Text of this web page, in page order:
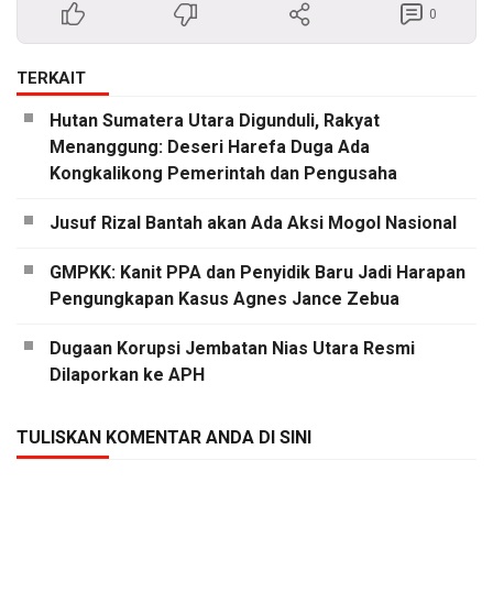
0
TERKAIT
Hutan Sumatera Utara Digunduli, Rakyat
Menanggung: Deseri Harefa Duga Ada
Kongkalikong Pemerintah dan Pengusaha
Jusuf Rizal Bantah akan Ada Aksi Mogol Nasional
GMPKK: Kanit PPA dan Penyidik Baru Jadi Harapan
Pengungkapan Kasus Agnes Jance Zebua
Dugaan Korupsi Jembatan Nias Utara Resmi
Dilaporkan ke APH
TULISKAN KOMENTAR ANDA DI SINI